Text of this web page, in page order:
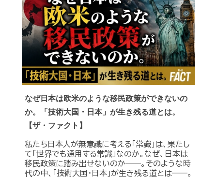
なぜ日本は欧米のような移民政策ができないの
か。「技術大国・日本」が生き残る道とは。
【ザ・ファクト】
私たち日本人が無意識に考える「常識」は、果たし
て「世界でも通用する常識」なのか。なぜ、日本は
移民政策に踏み出せないのか――。そのような時
代の中、「技術大国・日本」が生き残る道とは――。